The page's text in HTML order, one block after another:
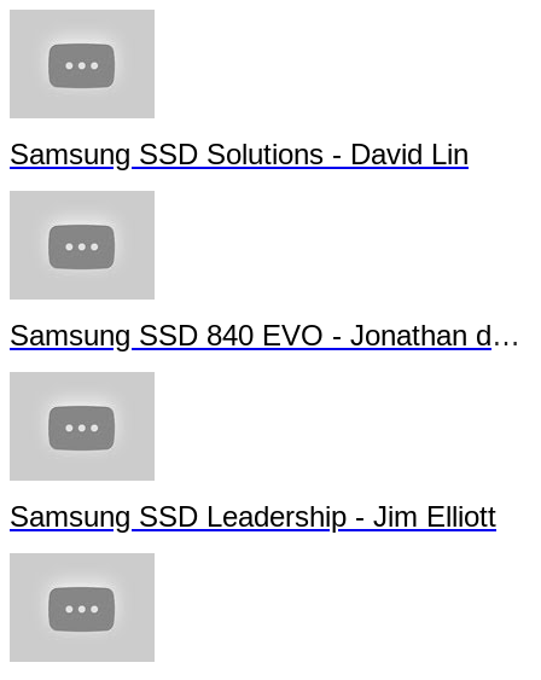
Samsung SSD Solutions - David Lin
Samsung SSD 840 EVO - Jonathan da Silva
Samsung SSD Leadership - Jim Elliott